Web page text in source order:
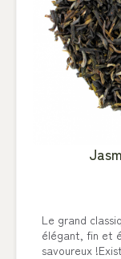
Le grand
élégant, fin et
savoureux